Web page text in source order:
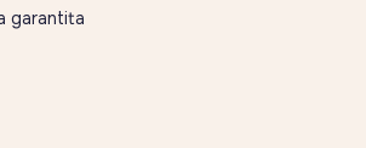
garantita